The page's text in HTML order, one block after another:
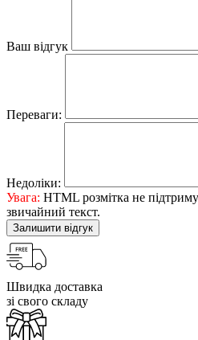
Ваш відгук
Переваги:
Недоліки:
Увага: HTML розмітка не
звичайний текст.
Залишити відгук
Швидка доставка
зі свого складу